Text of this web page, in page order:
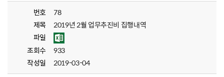
번호
78
제목
2019년 2월 업무추진비 집행내역
파일
조회수
933
작성일
2019-03-04